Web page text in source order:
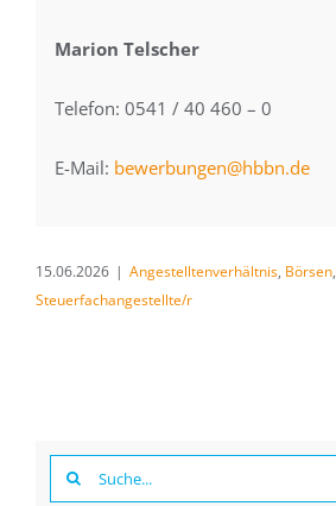
Marion Telscher
Telefon: 0541 / 40 460 – 0
E-Mail: bewerbungen@hbbn.de
15.06.2026 | Angestelltenverhältnis, Börsen,
Steuerfachangestellte/r
Suche